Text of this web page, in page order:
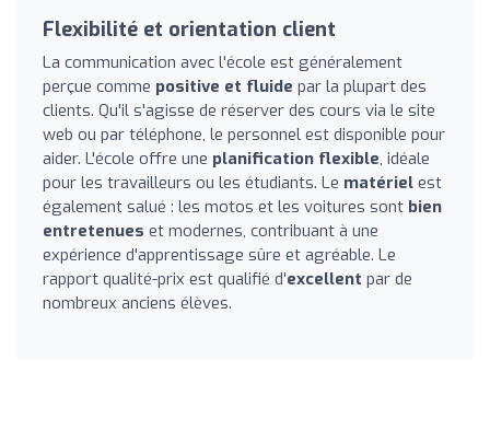
Flexibilité et orientation client
La communication avec l'école est généralement
perçue comme positive et fluide par la plupart des
clients. Qu'il s'agisse de réserver des cours via le site
web ou par téléphone, le personnel est disponible pour
aider. L'école offre une planification flexible, idéale
pour les travailleurs ou les étudiants. Le matériel est
également salué : les motos et les voitures sont bien
entretenues et modernes, contribuant à une
expérience d'apprentissage sûre et agréable. Le
rapport qualité-prix est qualifié d'excellent par de
nombreux anciens élèves.